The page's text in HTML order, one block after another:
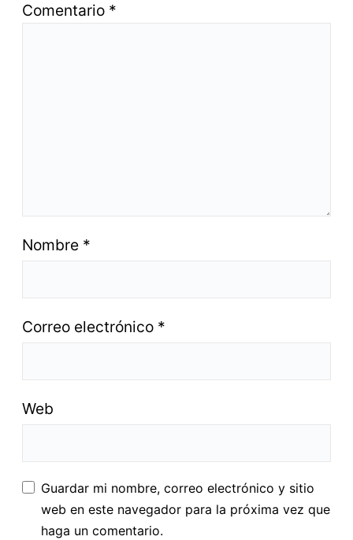
Comentario *
Nombre *
Correo electrónico *
Web
Guardar mi nombre, correo electrónico y sitio
web en este navegador para la próxima vez que
haga un comentario.